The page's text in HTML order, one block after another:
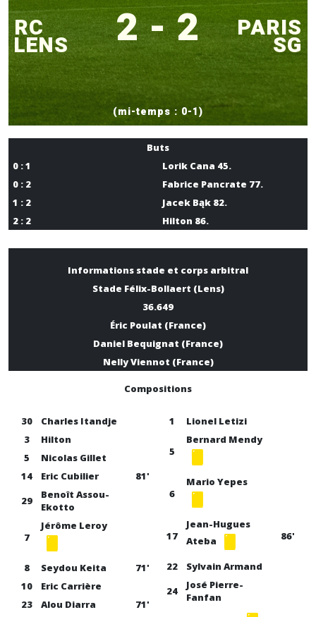
RC
LENS 2 - 2 PARIS
SG
(mi-temps : 0-1)
Buts
0 : 1
Lorik Cana 45.
0 : 2
Fabrice Pancrate 77.
1 : 2
Jacek Bąk 82.
2 : 2
Hilton 86.
Informations stade et corps arbitral
Stade Félix-Bollaert (Lens)
36.649
Éric Poulat (France)
Daniel Bequignat (France)
Nelly Viennot (France)
Compositions
30
Charles Itandje
3
Hilton
5
Nicolas Gillet
14
Eric Cubilier
81'
29
Benoît Assou-
Ekotto
7
Jérôme Leroy
8 Seydou Keita
71'
10
Eric Carrière
23
Alou Diarra
71'
1 Lionel Letizi
5
Bernard Mendy
6
Mario Yepes
17
Jean-Hugues
Ateba
86'
22
Sylvain Armand
24
José Pierre-
Fanfan